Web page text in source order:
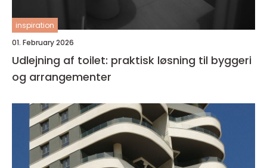
inspiration
01. February 2026
Udlejning af toilet: praktisk løsning til byggeri
og arrangementer